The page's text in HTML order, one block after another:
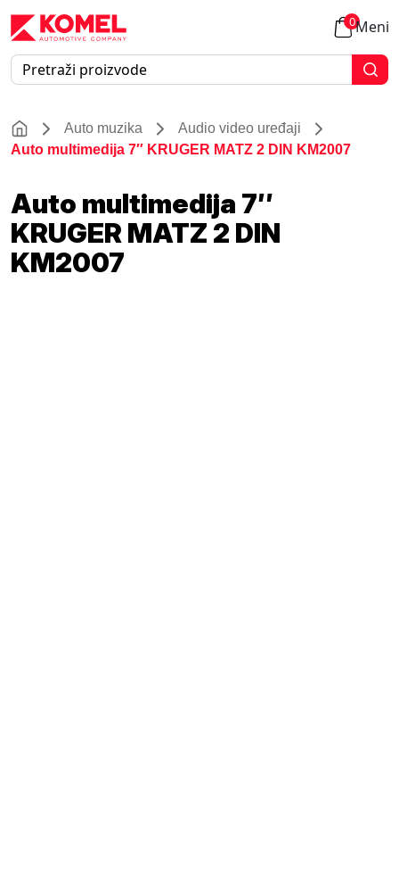
0Meni
Auto muzika
Audio video uređaji
Auto multimedija 7″ KRUGER MATZ 2 DIN KM2007
Auto multimedija 7″
KRUGER MATZ 2 DIN
KM2007